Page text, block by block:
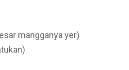
mangganya yer)